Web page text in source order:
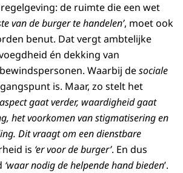
de ruimte die een wet
van de burger te handelen’, moet ook
benut. Dat vergt ambtelijke
én dekking van
Waarbij desociale
is. Maar, zo stelt het
aspect gaat verder, waardigheid gaat
het voorkomen van stigmatisering en
Dit vraagt om een dienstbare
is ‘er voor de burger’. En dus
‘waar nodig de helpende hand bieden’.